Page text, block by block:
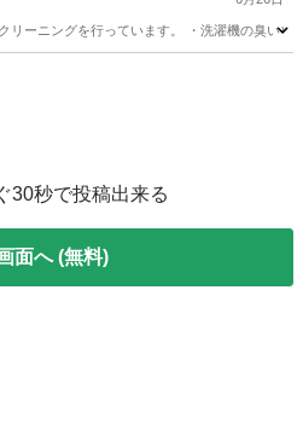
リーニングを行っています。 ・洗濯機の臭い
30秒で投稿出来る
面へ (無料)